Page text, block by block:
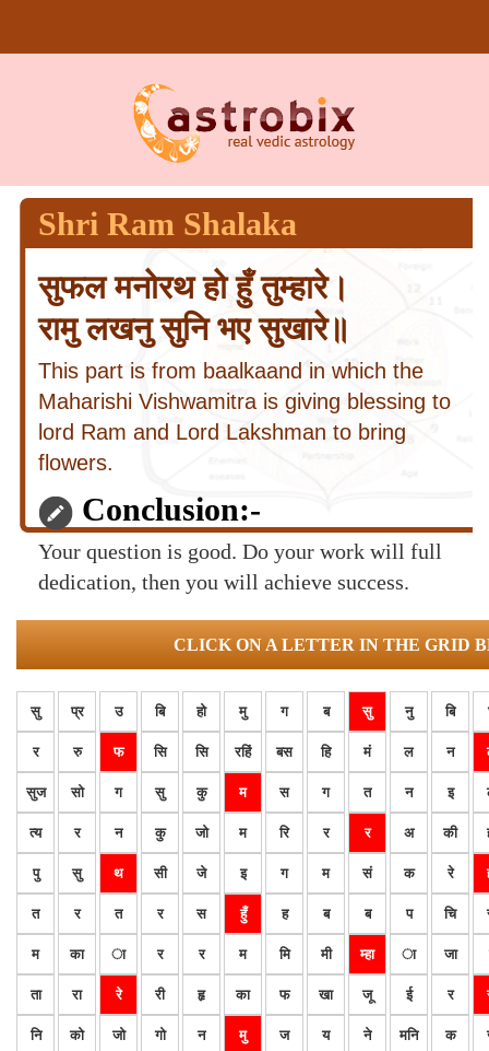
Shri Ram Shalaka
सुफल मनोरथ हो हुँ तुम्हारे।
रामु लखनु सुनि भए सुखारे॥
This part is from baalkaand in which the
Maharishi Vishwamitra is giving blessing to
lord Ram and Lord Lakshman to bring
flowers.
Conclusion:-
Your question is good. Do your work will full
dedication, then you will achieve success.
CLICK ON A LETTER IN THE GRID
सु प्र उ बि हो मु ग ब सु नु बि
र रु फ सि सि रहिं बस हि मं ल न
सुज सो ग सु कु म स ग त न इ
त्य र न कु जो म रि र र अ की
पु सु थ सी जे इ ग म सं क रे
त र त र स हुँ ह ब ब प चि
म का ा र र म मि मी म्हा ा जा
ता रा रे री हृ का फ खा जू ई र
नि को जो गो न मु ज य ने मनि क